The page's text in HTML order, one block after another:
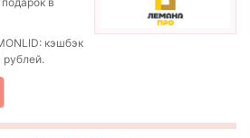
кэшбэк
рублей.